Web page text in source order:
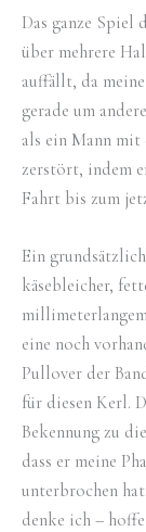
Das ganze Spiel
über mehrere
auffällt, da
gerade um
als ein Mann
zerstört, indem
Fahrt bis zum
Ein
käsebleicher,
eine noch
Pullover der
für diesen Kerl.
Bekennung zu
dass er meine
unterbrochen hat.
denke ich –